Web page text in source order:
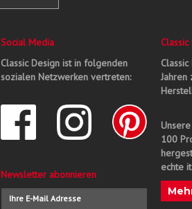
Social Media
Classic Design ist in folgenden
sozialen Netzwerken vertreten:
Newsletter abonnieren
100
echte